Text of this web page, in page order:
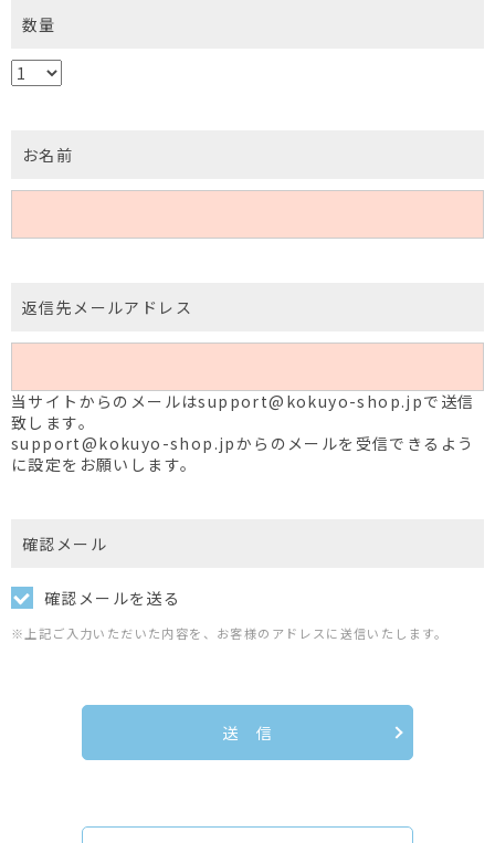
数量
お名前
返信先メールアドレス
当サイトからのメールはsupport@kokuyo-shop.jpで送信
致します。
support@kokuyo-shop.jpからのメールを受信できるよう
に設定をお願いします。
確認メール
確認メールを送る
※上記ご入力いただいた内容を、お客様のアドレスに送信いたします。
送 信